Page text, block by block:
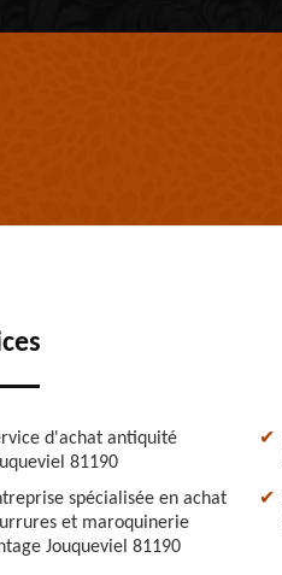
d'achat antiquité
81190
spécialisée en achat
et maroquinerie
Jouqueviel 81190